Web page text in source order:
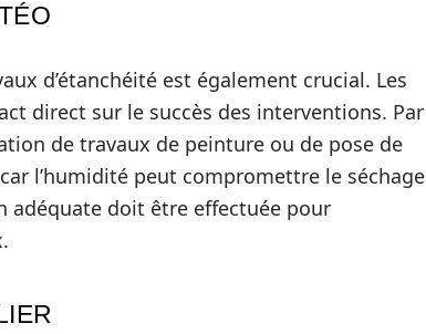
d’étanchéité est également crucial. Les
direct sur le succès des interventions. Par
de travaux de peinture ou de pose de
l’humidité peut compromettre le séchage
adéquate doit être effectuée pour